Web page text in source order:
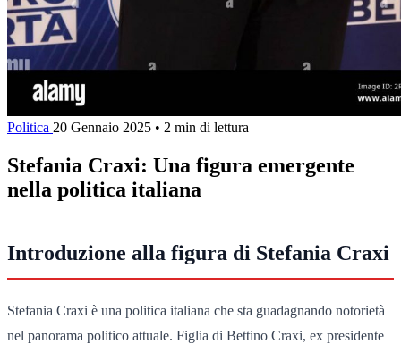
Politica 20 Gennaio 2025 • 2 min di lettura
Stefania Craxi: Una figura emergente
nella politica italiana
Introduzione alla figura di Stefania Craxi
Stefania Craxi è una politica italiana che sta guadagnando notorietà
nel panorama politico attuale. Figlia di Bettino Craxi, ex presidente